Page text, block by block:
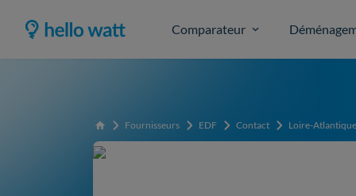
Comparateur
Accueil Fournisseurs EDF Contact Loire-Atlantique